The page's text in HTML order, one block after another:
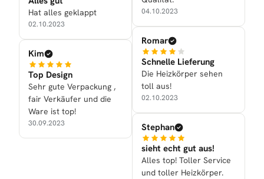
Hat alles geklappt
02.10.2023
Kim
Top Design
Sehr gute Verpackung ,
fair Verkäufer und die
Ware ist top!
30.09.2023
04.10.2023
Romar
Schnelle Lieferung
Die Heizkörper sehen
toll aus!
02.10.2023
Stephan
sieht echt gut aus!
Alles top! Toller Service
und toller Heizkörper.